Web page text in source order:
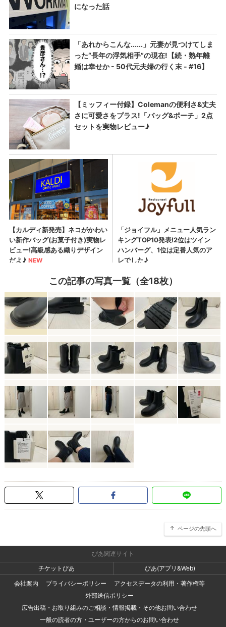
この記事の写真一覧（全18枚）
ページの先頭へ
ぴあ関連サイト
チケットぴあ
ぴあ(アプリ&Web)
会社案内
プライバシーポリシー
アクセスデータの利用・著作権等
外部送信ポリシー
広告出稿・お取り組みのご相談・情報掲載・その他お問い合わせ
一般の読者の方・ユーザーの方からのお問い合わせ